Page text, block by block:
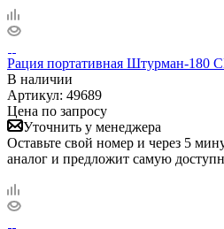
Рация портативная Штурман-180
В наличии
Артикул: 49689
Цена по запросу
Уточнить у менеджера
Оставьте свой номер и через 5
аналог и предложит самую